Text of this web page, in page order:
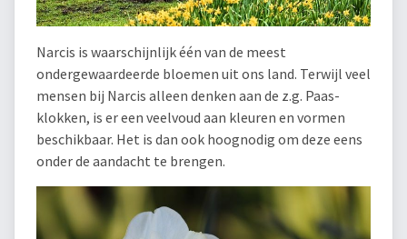
Narcis is waarschijnlijk één van de meest
ondergewaardeerde bloemen uit ons land. Terwijl veel
mensen bij Narcis alleen denken aan de z.g. Paas-
klokken, is er een veelvoud aan kleuren en vormen
beschikbaar. Het is dan ook hoognodig om deze eens
onder de aandacht te brengen.